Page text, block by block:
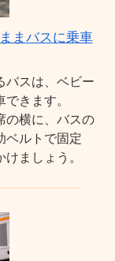
まバスに乗車
バスは、ベビー
きます。
の横に、バスの
ベルトで固定
ましょう。